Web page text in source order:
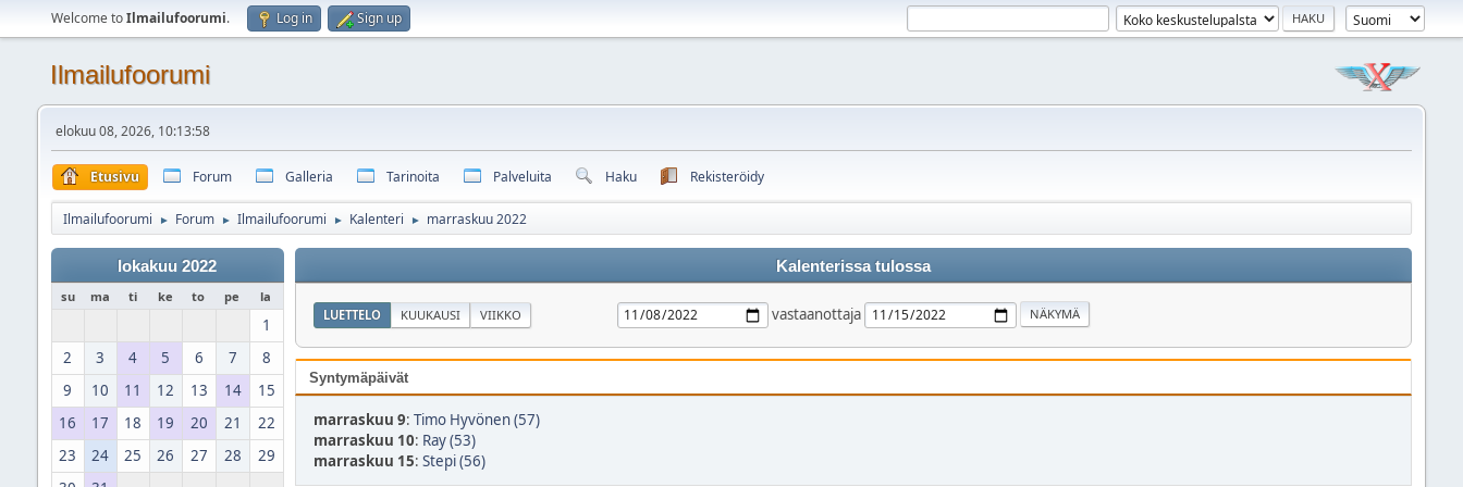
Welcome toIlmailufoorumi. Log in Sign up
Ilmailufoorumi
elokuu 08, 2026, 10:13:58
Etusivu Forum Galleria Tarinoita Palveluita Haku Rekisteröidy
Ilmailufoorumi ► Forum ► Ilmailufoorumi ► Kalenteri ► marraskuu 2022
lokakuu 2022
su ma ti ke to pe la
1
2
3 4 5 6 7
8
9
10 11 12 13 14
15
16
17 18 19 20 21
22
23
24 25 26 27 28
29
Kalenterissa tulossa
LUETTELO KUUKAUSI VIIKKO vastaanottaja
Syntymäpäivät
marraskuu 9: Timo Hyvönen (57)
marraskuu 10: Ray (53)
marraskuu 15: Stepi (56)